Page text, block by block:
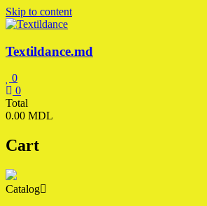
Skip to content
Textildance.md
0
0
Total
0.00 MDL
Cart
Catalog